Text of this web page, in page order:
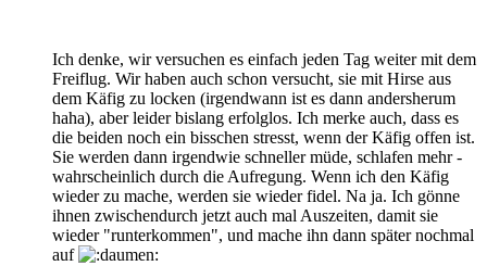
Ich denke, wir versuchen es einfach jeden Tag weiter mit dem
Freiflug. Wir haben auch schon versucht, sie mit Hirse aus
dem Käfig zu locken (irgendwann ist es dann andersherum
haha), aber leider bislang erfolglos. Ich merke auch, dass es
die beiden noch ein bisschen stresst, wenn der Käfig offen ist.
Sie werden dann irgendwie schneller müde, schlafen mehr -
wahrscheinlich durch die Aufregung. Wenn ich den Käfig
wieder zu mache, werden sie wieder fidel. Na ja. Ich gönne
ihnen zwischendurch jetzt auch mal Auszeiten, damit sie
wieder "runterkommen", und mache ihn dann später nochmal
auf